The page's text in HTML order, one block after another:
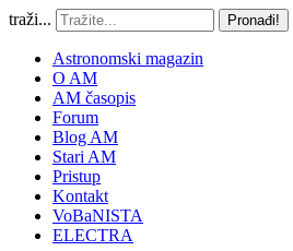
traži... Pronađi!
Astronomski magazin
O AM
AM časopis
Forum
Blog AM
Stari AM
Pristup
Kontakt
VoBaNISTA
ELECTRA